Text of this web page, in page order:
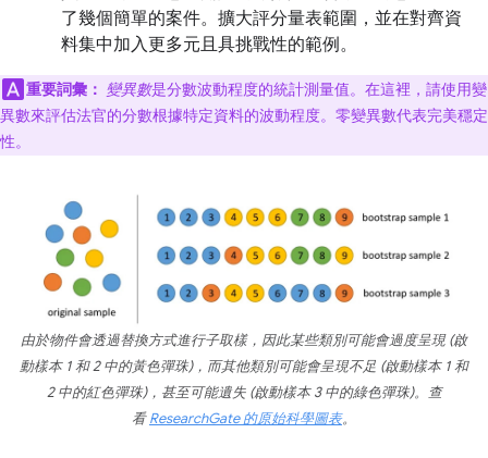
了幾個簡單的案件。擴大評分量表範圍，並在對齊資
料集中加入更多元且具挑戰性的範例。
重要詞彙： 變異數是分數波動程度的統計測量值。在這裡，請使用變
異數來評估法官的分數根據特定資料的波動程度。零變異數代表完美穩定
性。
由於物件會透過替換方式進行子取樣，因此某些類別可能會過度呈現 (啟
動樣本 1 和 2 中的黃色彈珠)，而其他類別可能會呈現不足 (啟動樣本 1 和
2 中的紅色彈珠)，甚至可能遺失 (啟動樣本 3 中的綠色彈珠)。查
看ResearchGate 的原始科學圖表。